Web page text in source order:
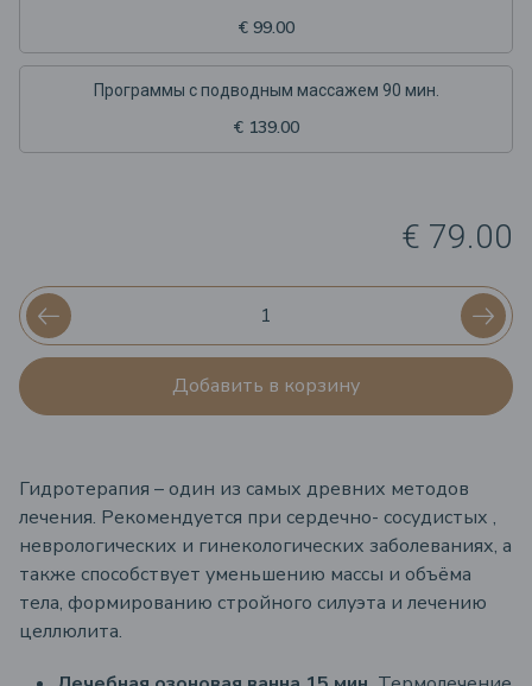
€ 99.00
Программы с подводным массажем 90 мин.
€ 139.00
€ 79.00
Добавить в корзину
Гидротерапия – один из самых древних методов
лечения. Рекомендуется при сердечно- сосудистых ,
неврологических и гинекологических заболеваниях, а
также способствует уменьшению массы и объёма
тела, формированию стройного силуэта и лечению
целлюлита.